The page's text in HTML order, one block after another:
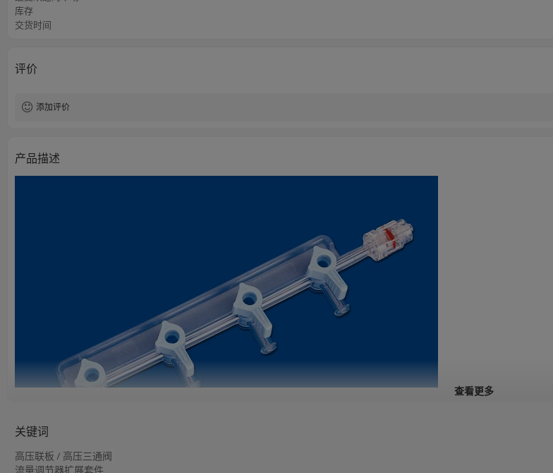
库存
交货时间
评价
添加评价
产品描述
必趣医疗生产符合医疗行业ISO 80369-7标准的高压联板 / 高压三通阀。
查看更多
关键词
高压联板 / 高压三通阀
流量调节器扩展套件